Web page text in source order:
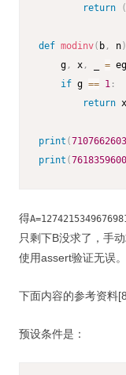
return
(
def modinv( b , n)
    g
, x , =
if g == 1 :
return x
print (
print (
得
只剩下B没求了，手
使用assert验证无误。
下面内容的参考资料
预设条件是：